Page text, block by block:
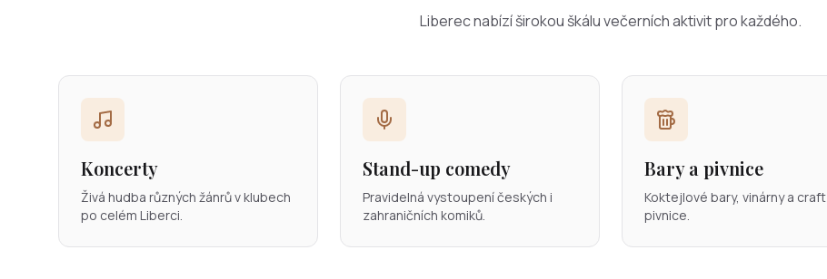
Liberec nabízí širokou škálu večerních aktivit pro každého.
Koncerty
Živá hudba různých žánrů v klubech
po celém Liberci.
Stand-up comedy
Pravidelná vystoupení českých i
zahraničních komiků.
Bary a pivnice
Koktejlové bary, vinárny a craft
pivnice.